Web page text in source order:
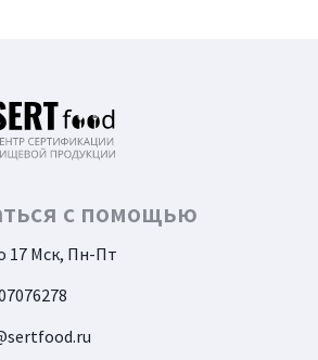
с помощью
17 Мск, Пн-Пт